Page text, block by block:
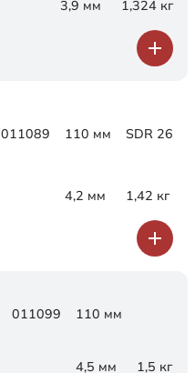
3,9 мм 1,324 кг
011089 110 мм SDR 26
4,2 мм 1,42 кг
011099 110 мм
4,5 мм 1,5 кг